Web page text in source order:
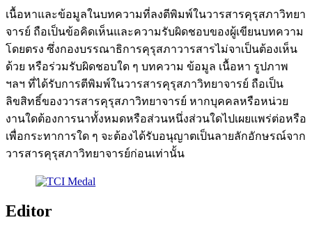
เนื้อหาและข้อมูลในบทความที่ลงตีพิมพ์ในวารสารคุรุสภาวิทยา
จารย์ ถือเป็นข้อคิดเห็นและความรับผิดชอบของผู้เขียนบทความ
โดยตรง ซึ่งกองบรรณาธิการคุรุสภาวารสารไม่จาเป็นต้องเห็น
ด้วย หรือร่วมรับผิดชอบใด ๆ บทความ ข้อมูล เนื้อหา รูปภาพ
ฯลฯ ที่ได้รับการตีพิมพ์ในวารสารคุรุสภาวิทยาจารย์ ถือเป็น
ลิขสิทธิ์ของวารสารคุรุสภาวิทยาจารย์ หากบุคคลหรือหน่วย
งานใดต้องการนาทั้งหมดหรือส่วนหนึ่งส่วนใดไปเผยแพร่ต่อหรือ
เพื่อกระทาการใด ๆ จะต้องได้รับอนุญาตเป็นลายลักอักษรณ์จาก
วารสารคุรุสภาวิทยาจารย์ก่อนเท่านั้น
Editor